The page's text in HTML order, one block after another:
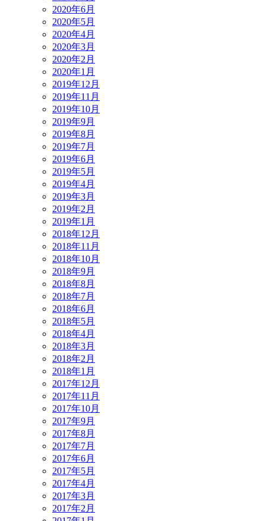
2020年6月
2020年5月
2020年4月
2020年3月
2020年2月
2020年1月
2019年12月
2019年11月
2019年10月
2019年9月
2019年8月
2019年7月
2019年6月
2019年5月
2019年4月
2019年3月
2019年2月
2019年1月
2018年12月
2018年11月
2018年10月
2018年9月
2018年8月
2018年7月
2018年6月
2018年5月
2018年4月
2018年3月
2018年2月
2018年1月
2017年12月
2017年11月
2017年10月
2017年9月
2017年8月
2017年7月
2017年6月
2017年5月
2017年4月
2017年3月
2017年2月